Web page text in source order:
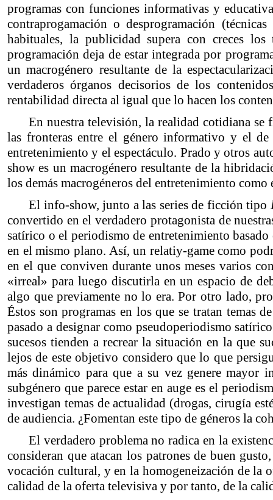
programas con funciones informativas y
contraprogamación o desprogramación
habituales, la publicidad supera con creces
programación deja de estar integrada por
un macrogénero resultante de la
verdaderos órganos decisorios de los
rentabilidad directa al igual que lo hacen los
En nuestra televisión, la realidad cotidiana se
las fronteras entre el género informativo y el
entretenimiento y el espectáculo. Prado y otros
show es un macrogénero resultante de la
los demás macrogéneros del entretenimiento
El info-show, junto a las series de ficción tipo
convertido en el verdadero protagonista de
satírico o el periodismo de entretenimiento
en el mismo plano. Así, un relatiy-game como
en el que conviven durante unos meses varios
«irreal» para luego discutirla en un espacio de
algo que previamente no lo era. Por otro lado,
Éstos son programas en los que se tratan temas
pasado a designar como pseudoperiodismo
sucesos tienden a recrear la situación en la que
lejos de este objetivo considero que lo que
más dinámico para que a su vez genere mayor
subgénero que parece estar en auge es el
investigan temas de actualidad (drogas, cirugía
de audiencia. ¿Fomentan este tipo de géneros la
El verdadero problema no radica en la
consideran que atacan los patrones de buen
vocación cultural, y en la homogeneización de la
calidad de la oferta televisiva y por tanto, de la